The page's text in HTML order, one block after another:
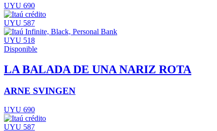
UYU 690
UYU 587
UYU 518
Disponible
LA BALADA DE UNA NARIZ ROTA
ARNE SVINGEN
UYU 690
UYU 587